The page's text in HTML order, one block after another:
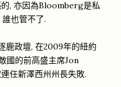
的, 亦因為Bloomberg是私
也管不了.
鹿政壇, 在2009年的紐約
國的前高盛主席Jon
任新澤西州州長失敗.